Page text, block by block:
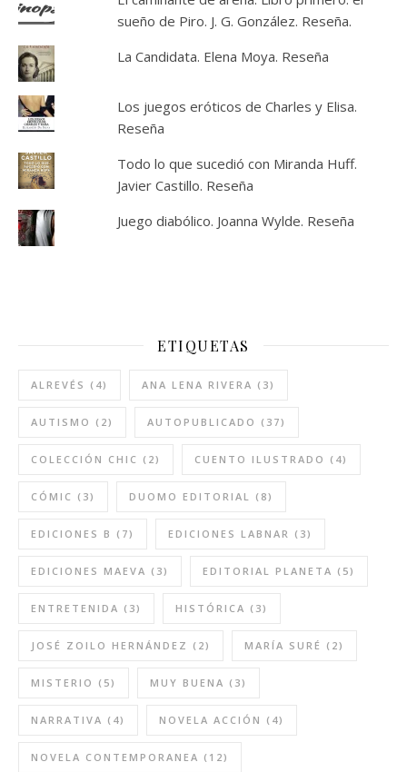
sueño de Piro. J. G. González. Reseña.
La Candidata. Elena Moya. Reseña
Los juegos eróticos de Charles y Elisa.
Reseña
Todo lo que sucedió con Miranda Huff.
Javier Castillo. Reseña
Juego diabólico. Joanna Wylde. Reseña
ETIQUETAS
ALREVÉS (4) ANA LENA RIVERA (3)
AUTISMO (2) AUTOPUBLICADO (37)
COLECCIÓN CHIC (2) CUENTO ILUSTRADO (4)
CÓMIC (3) DUOMO EDITORIAL (8)
EDICIONES B (7) EDICIONES LABNAR (3)
EDICIONES MAEVA (3) EDITORIAL PLANETA (5)
ENTRETENIDA (3) HISTÓRICA (3)
JOSÉ ZOILO HERNÁNDEZ (2) MARÍA SURÉ (2)
MISTERIO (5) MUY BUENA (3)
NARRATIVA (4) NOVELA ACCIÓN (4)
NOVELA CONTEMPORANEA (12)